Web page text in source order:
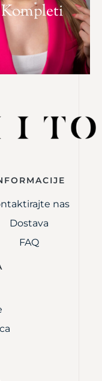
Kompleti
nas
Dostava
FAQ